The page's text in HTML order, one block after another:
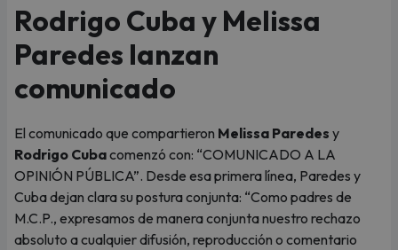
Rodrigo Cuba y Melissa
Paredes lanzan
comunicado
El comunicado que compartieron Melissa Paredes y
Rodrigo Cubacomenzó con: “COMUNICADO A LA
OPINIÓN PÚBLICA”. Desde esa primera línea, Paredes y
Cuba dejan clara su postura conjunta: “Como padres de
M.C.P., expresamos de manera conjunta nuestro rechazo
absoluto a cualquier difusión, reproducción o comentario